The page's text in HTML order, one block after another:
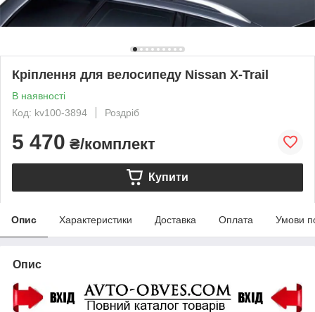
Кріплення для велосипеду Nissan X-Trail
В наявності
Код: kv100-3894
Роздріб
5 470 ₴/комплект
Купити
Опис Характеристики Доставка Оплата Умови
Опис